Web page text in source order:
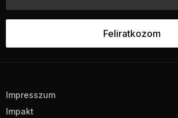
Impresszum
Impakt